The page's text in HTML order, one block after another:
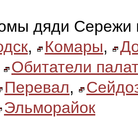
дяди Сережи
, Комары,
Обитатели
Перевал,
Эльморайок